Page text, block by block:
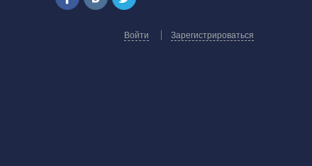
Войти Зарегистрироваться